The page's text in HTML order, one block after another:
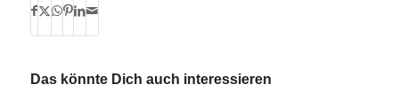
Das könnte Dich auch interessieren